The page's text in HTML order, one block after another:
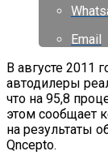
Email
В августе 2011
автодилеры
что на 95,8
этом сообщает
на результаты
Qncepto.